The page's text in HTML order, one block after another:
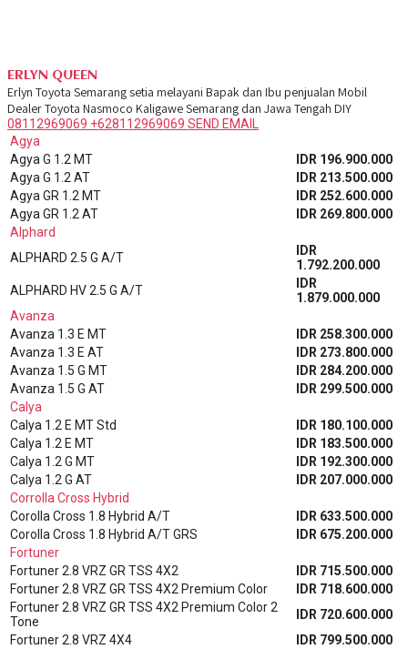
ERLYN QUEEN
Erlyn Toyota Semarang setia melayani Bapak dan Ibu penjualan Mobil
Dealer Toyota Nasmoco Kaligawe Semarang dan Jawa Tengah DIY
08112969069 +628112969069 SEND EMAIL
Agya
Agya G 1.2 MT
IDR 196.900.000
Agya G 1.2 AT
IDR 213.500.000
Agya GR 1.2 MT
IDR 252.600.000
Agya GR 1.2 AT
IDR 269.800.000
Alphard
ALPHARD 2.5 G A/T
IDR
1.792.200.000
ALPHARD HV 2.5 G A/T
IDR
1.879.000.000
Avanza
Avanza 1.3 E MT
IDR 258.300.000
Avanza 1.3 E AT
IDR 273.800.000
Avanza 1.5 G MT
IDR 284.200.000
Avanza 1.5 G AT
IDR 299.500.000
Calya
Calya 1.2 E MT Std
IDR 180.100.000
Calya 1.2 E MT
IDR 183.500.000
Calya 1.2 G MT
IDR 192.300.000
Calya 1.2 G AT
IDR 207.000.000
Corrolla Cross Hybrid
Corolla Cross 1.8 Hybrid A/T
IDR 633.500.000
Corolla Cross 1.8 Hybrid A/T GRS
IDR 675.200.000
Fortuner
Fortuner 2.8 VRZ GR TSS 4X2
IDR 715.500.000
Fortuner 2.8 VRZ GR TSS 4X2 Premium Color
IDR 718.600.000
Fortuner 2.8 VRZ GR TSS 4X2 Premium Color 2
Tone
IDR 720.600.000
Fortuner 2.8 VRZ 4X4
IDR 799.500.000